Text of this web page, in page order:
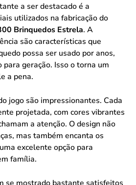
a ser destacado é a
utilizados na fabricação do
Brinquedos Estrela. A
são características que
possa ser usado por anos,
para geração. Isso o torna um
a pena.
jogo são impressionantes. Cada
projetada, com cores vibrantes
a atenção. O design não
mas também encanta os
excelente opção para
família.